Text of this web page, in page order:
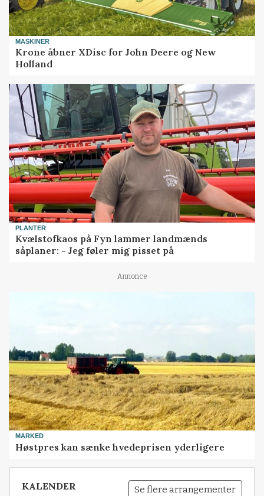
MASKINER
Krone åbner XDisc for John Deere og New
Holland
PLANTER
Kvælstofkaos på Fyn lammer landmænds
såplaner: - Jeg føler mig pisset på
Annonce
MARKED
Høstpres kan sænke hvedeprisen yderligere
KALENDER Se flere arrangementer